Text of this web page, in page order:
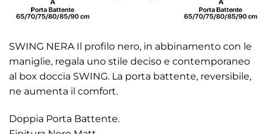
SWING NERA Il profilo nero, in abbinamento con le
maniglie, regala uno stile deciso e contemporaneo
al box doccia SWING. La porta battente, reversibile,
ne aumenta il comfort.
Doppia Porta Battente.